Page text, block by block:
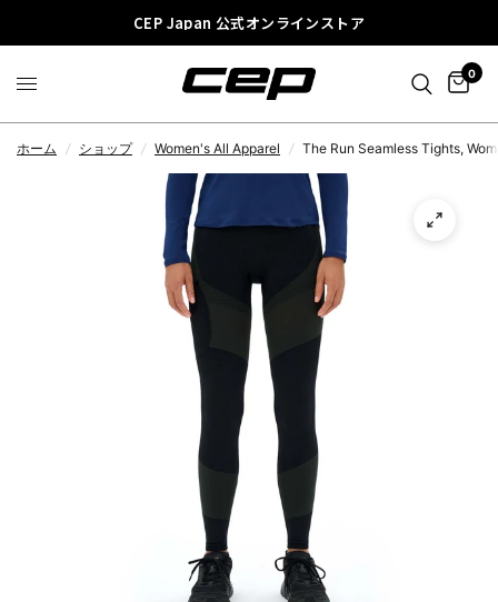
CEP Japan 公式オンラインストア
0
ホーム / ショップ / Women's All Apparel / The Run Seamless Tights,